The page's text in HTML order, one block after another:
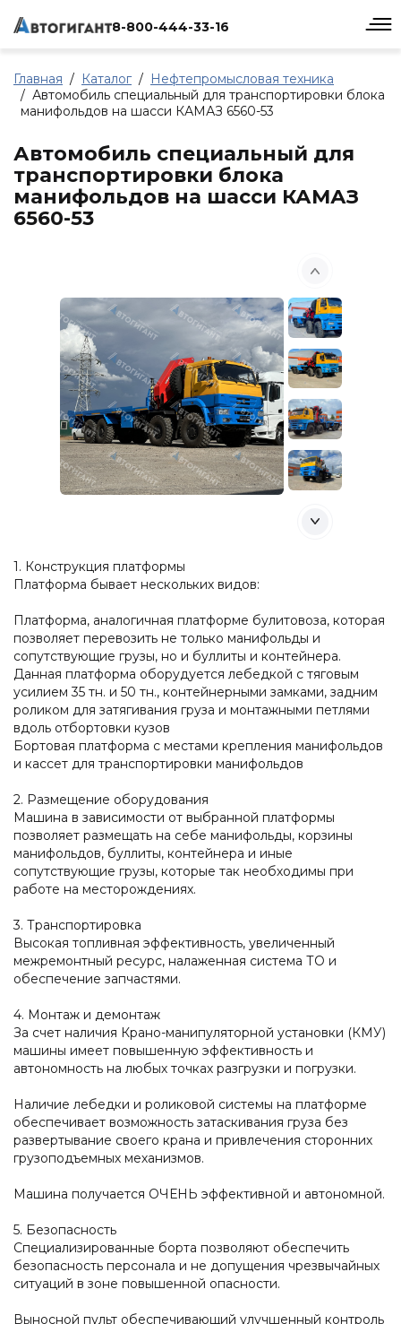
8-800-444-33-16
Главная Каталог
Нефтепромысловая техника
Автомобиль специальный для транспортировки блока
манифольдов на шасси КАМАЗ 6560-53
Автомобиль специальный для
транспортировки блока
манифольдов на шасси КАМАЗ
6560-53
1. Конструкция платформы
Платформа бывает нескольких видов:
Платформа, аналогичная платформе булитовоза, которая
позволяет перевозить не только манифольды и
сопутствующие грузы, но и буллиты и контейнера.
Данная платформа оборудуется лебедкой с тяговым
усилием 35 тн. и 50 тн., контейнерными замками, задним
роликом для затягивания груза и монтажными петлями
вдоль отбортовки кузов
Бортовая платформа с местами крепления манифольдов
и кассет для транспортировки манифольдов
2. Размещение оборудования
Машина в зависимости от выбранной платформы
позволяет размещать на себе манифольды, корзины
манифольдов, буллиты, контейнера и иные
сопутствующие грузы, которые так необходимы при
работе на месторождениях.
3. Транспортировка
Высокая топливная эффективность, увеличенный
межремонтный ресурс, налаженная система ТО и
обеспечение запчастями.
4. Монтаж и демонтаж
За счет наличия Крано-манипуляторной установки (КМУ)
машины имеет повышенную эффективность и
автономность на любых точках разгрузки и погрузки.
Наличие лебедки и роликовой системы на платформе
обеспечивает возможность затаскивания груза без
развертывание своего крана и привлечения сторонних
грузоподъемных механизмов.
Машина получается ОЧЕНЬ эффективной и автономной.
5. Безопасность
Специализированные борта позволяют обеспечить
безопасность персонала и не допущения чрезвычайных
ситуаций в зоне повышенной опасности.
Выносной пульт обеспечивающий улучшенный контроль